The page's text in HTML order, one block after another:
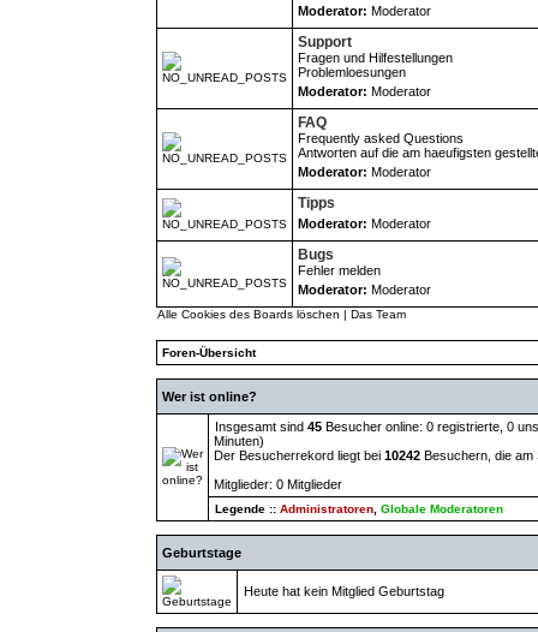
Moderator: Moderator
Support
Fragen und Hilfestellungen
Problemloesungen
Moderator: Moderator
FAQ
Frequently asked Questions
Antworten auf die am haeufigsten
Moderator: Moderator
Tipps
Moderator: Moderator
Bugs
Fehler melden
Moderator: Moderator
Alle Cookies des Boards löschen | Das Team
Foren-Übersicht
Wer ist online?
Insgesamt sind 45 Besucher online: 0 registrierte, 0
Minuten)
Der Besucherrekord liegt bei 10242 Besuchern, die am
Mitglieder: 0 Mitglieder
Legende :: Administratoren Globale Moderatoren
Geburtstage
Heute hat kein Mitglied Geburtstag